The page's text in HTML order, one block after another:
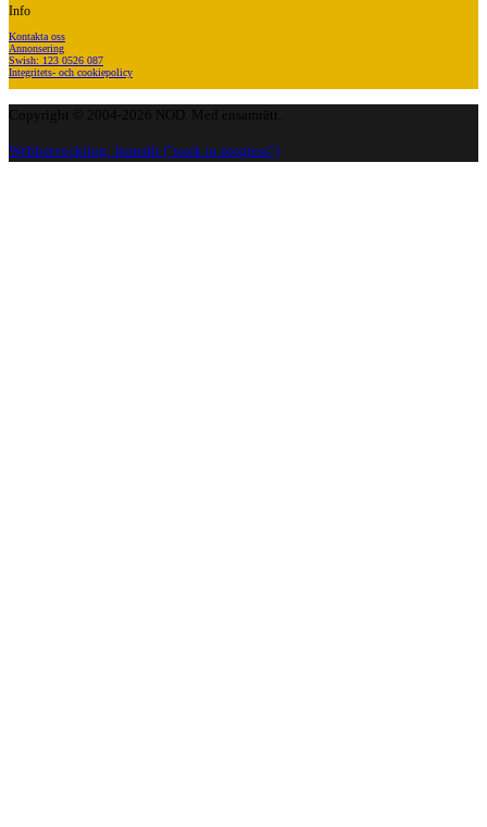
Info
Kontakta oss
Annonsering
Swish: 123 0526 087
Integritets- och cookiepolicy
Copyright © 2004-2026 NOD. Med ensamrätt.
Webbutveckling: Inmedit ("work in progress")